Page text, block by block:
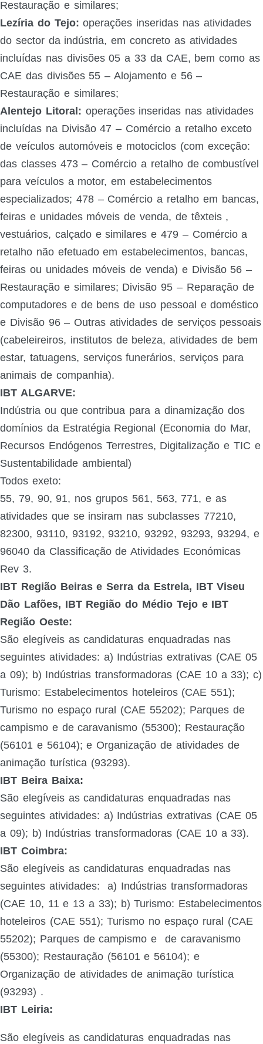
Restauração e similares;
Lezíria do Tejo: operações inseridas nas atividades
do sector da indústria, em concreto as atividades
incluídas nas divisões 05 a 33 da CAE, bem como as
CAE das divisões 55 – Alojamento e 56 –
Restauração e similares;
Alentejo Litoral: operações inseridas nas atividades
incluídas na Divisão 47 – Comércio a retalho exceto
de veículos automóveis e motociclos (com exceção:
das classes 473 – Comércio a retalho de combustível
para veículos a motor, em estabelecimentos
especializados; 478 – Comércio a retalho em bancas,
feiras e unidades móveis de venda, de têxteis ,
vestuários, calçado e similares e 479 – Comércio a
retalho não efetuado em estabelecimentos, bancas,
feiras ou unidades móveis de venda) e Divisão 56 –
Restauração e similares; Divisão 95 – Reparação de
computadores e de bens de uso pessoal e doméstico
e Divisão 96 – Outras atividades de serviços pessoais
(cabeleireiros, institutos de beleza, atividades de bem
estar, tatuagens, serviços funerários, serviços para
animais de companhia).
IBT ALGARVE:
Indústria ou que contribua para a dinamização dos
domínios da Estratégia Regional (Economia do Mar,
Recursos Endógenos Terrestres, Digitalização e TIC e
Sustentabilidade ambiental)
Todos exeto:
55, 79, 90, 91, nos grupos 561, 563, 771, e as
atividades que se insiram nas subclasses 77210,
82300, 93110, 93192, 93210, 93292, 93293, 93294, e
96040 da Classificação de Atividades Económicas
Rev 3.
IBT Região Beiras e Serra da Estrela, IBT Viseu
Dão Lafões, IBT Região do Médio Tejo e IBT
Região Oeste:
São elegíveis as candidaturas enquadradas nas
seguintes atividades: a) Indústrias extrativas (CAE 05
a 09); b) Indústrias transformadoras (CAE 10 a 33); c)
Turismo: Estabelecimentos hoteleiros (CAE 551);
Turismo no espaço rural (CAE 55202); Parques de
campismo e de caravanismo (55300); Restauração
(56101 e 56104); e Organização de atividades de
animação turística (93293).
IBT Beira Baixa:
São elegíveis as candidaturas enquadradas nas
seguintes atividades: a) Indústrias extrativas (CAE 05
a 09); b) Indústrias transformadoras (CAE 10 a 33).
IBT Coimbra:
São elegíveis as candidaturas enquadradas nas
seguintes atividades:
a) Indústrias transformadoras
(CAE 10, 11 e 13 a 33); b) Turismo: Estabelecimentos
hoteleiros (CAE 551); Turismo no espaço rural (CAE
55202); Parques de campismo e de caravanismo
(55300); Restauração (56101 e 56104); e
Organização de atividades de animação turística
(93293) .
IBT Leiria:
São elegíveis as candidaturas enquadradas nas